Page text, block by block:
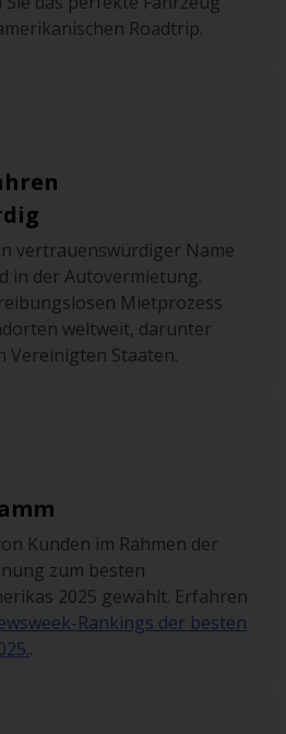
Roadtrip.
vertrauenswürdiger Name
in der Autovermietung.
Mietprozess
weltweit, darunter
Vereinigten Staaten.
Kunden im Rahmen der
zum besten
2025 gewählt. Erfahren
Rankings der besten
.